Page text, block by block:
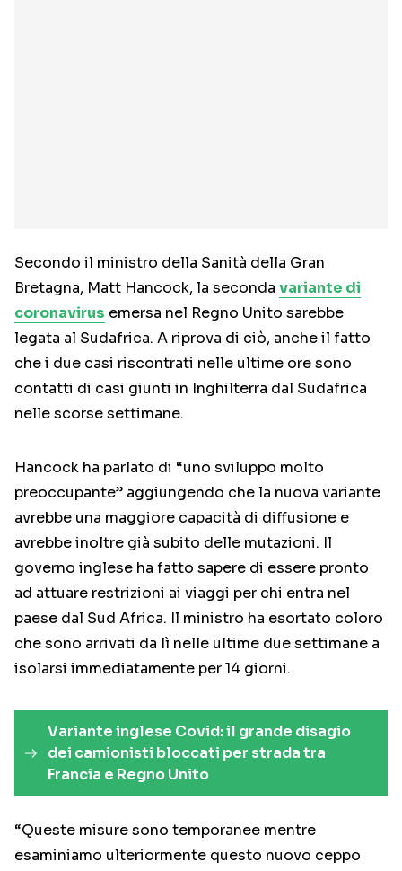
Secondo il ministro della Sanità della Gran
Bretagna, Matt Hancock, la seconda variante di
coronavirus emersa nel Regno Unito sarebbe
legata al Sudafrica. A riprova di ciò, anche il fatto
che i due casi riscontrati nelle ultime ore sono
contatti di casi giunti in Inghilterra dal Sudafrica
nelle scorse settimane.
Hancock ha parlato di “uno sviluppo molto
preoccupante” aggiungendo che la nuova variante
avrebbe una maggiore capacità di diffusione e
avrebbe inoltre già subito delle mutazioni. Il
governo inglese ha fatto sapere di essere pronto
ad attuare restrizioni ai viaggi per chi entra nel
paese dal Sud Africa. Il ministro ha esortato coloro
che sono arrivati da lì nelle ultime due settimane a
isolarsi immediatamente per 14 giorni.
Variante inglese Covid: il grande disagio
dei camionisti bloccati per strada tra
Francia e Regno Unito
“Queste misure sono temporanee mentre
esaminiamo ulteriormente questo nuovo ceppo